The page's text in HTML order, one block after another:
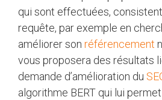
qui sont effectuées,
requête, par exemple en
améliorer son référencement
vous proposera des résultats
demande d’amélioration du
algorithme BERT qui lui